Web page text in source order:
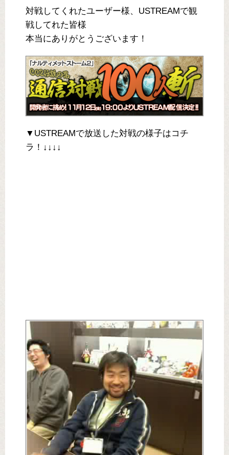
対戦してくれたユーザー様、USTREAMで観
戦してれた皆様
本当にありがとうございます！
▼USTREAMで放送した対戦の様子はコチ
ラ！↓↓↓↓